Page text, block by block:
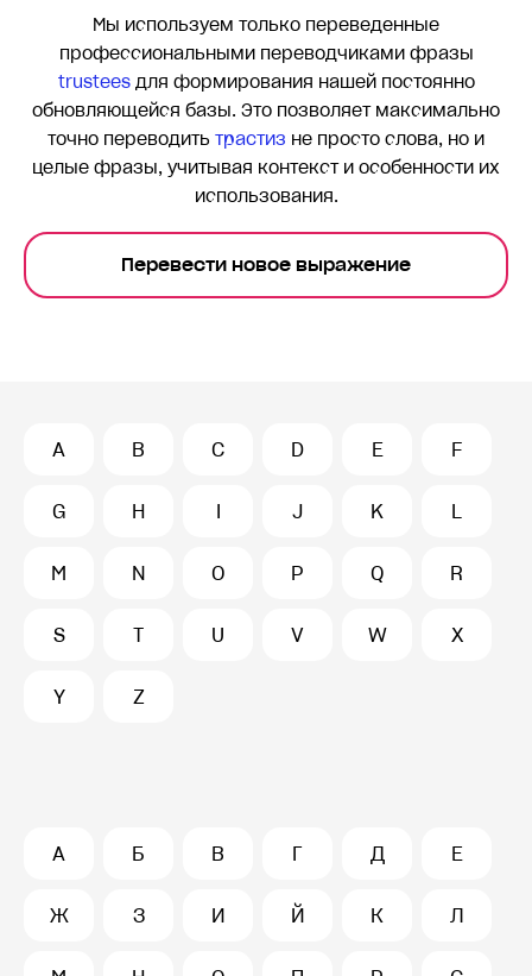
Мы используем только переведенные
профессиональными переводчиками фразы
trusteesдля формирования нашей постоянно
обновляющейся базы. Это позволяет максимально
точно переводить трастиз не просто слова, но и
целые фразы, учитывая контекст и особенности их
использования.
Перевести новое выражение
A B C D E F
G H I J K L
M N O P Q R
S T U V W X
Y Z
А Б В Г Д Е
Ж З И Й К Л